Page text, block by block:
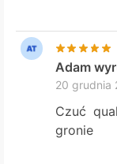
Adam
20 grudnia
Czuć
gronie